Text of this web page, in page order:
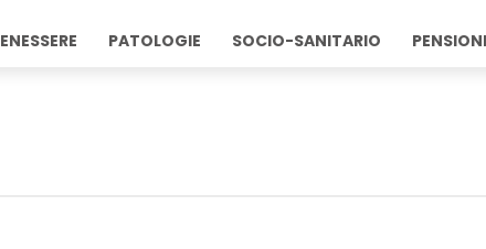
PATOLOGIE SOCIO-SANITARIO PENSIONI